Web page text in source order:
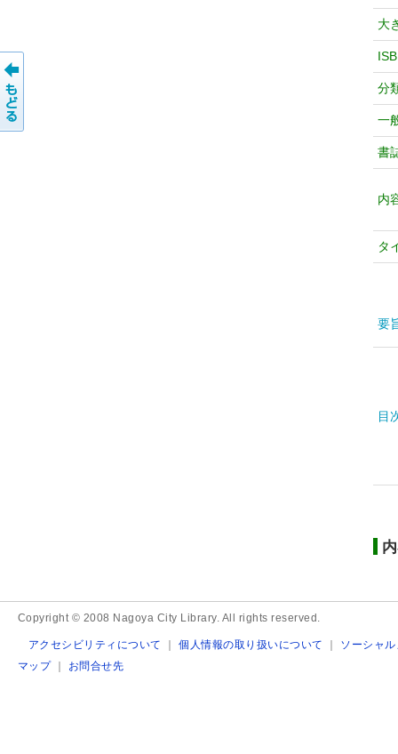
大
分
一
書
内
タ
要
目
Copyright © 2008 Nagoya City Library. All rights reserved.
アクセシビリティについて ｜個人情報の取り扱いについて ｜ ソーシャ
マップ｜ お問合せ先